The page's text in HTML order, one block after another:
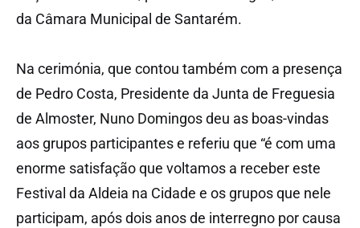
da Câmara Municipal de Santarém.
Na cerimónia, que contou também com a presença
de Pedro Costa, Presidente da Junta de Freguesia
de Almoster, Nuno Domingos deu as boas-vindas
aos grupos participantes e referiu que “é com uma
enorme satisfação que voltamos a receber este
Festival da Aldeia na Cidade e os grupos que nele
participam, após dois anos de interregno por causa